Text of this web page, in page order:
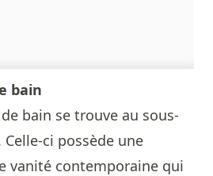
bain
bain se trouve au sous-
ci possède une
vanité contemporaine qui